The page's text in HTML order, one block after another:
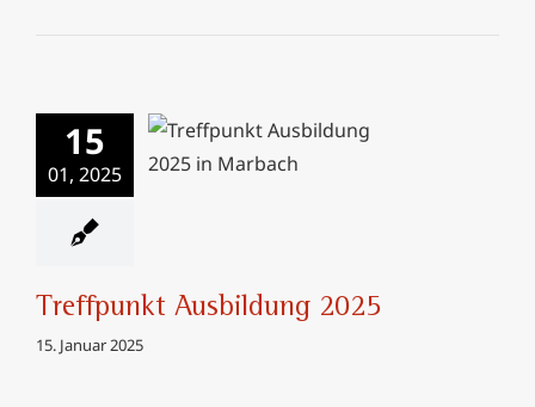
15
01, 2025
Treffpunkt
Treffpunkt Ausbildung 2025
15. Januar 2025